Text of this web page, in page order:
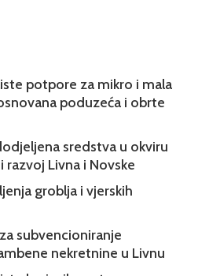
potpore za mikro i mala
poduzeća i obrte
sredstva u okviru
razvoj Livna i Novske
groblja i vjerskih
subvencioniranje
nekretnine u Livnu